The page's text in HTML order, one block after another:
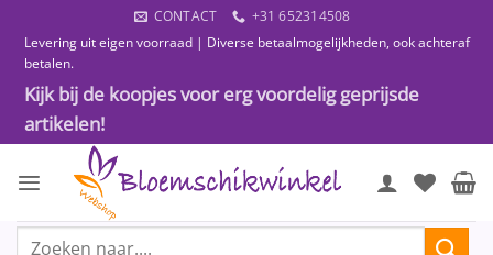
naar
inhoud
CONTACT
+31 652314508
Levering uit eigen voorraad | Diverse betaalmogelijkheden, ook achteraf
betalen.
Kijk bij de koopjes voor erg voordelig geprijsde
artikelen!
Zoeken